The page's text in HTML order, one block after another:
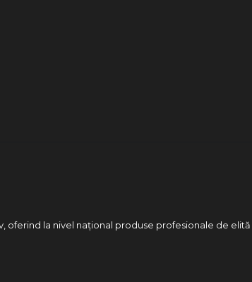
oferind la nivel național produse profesionale de